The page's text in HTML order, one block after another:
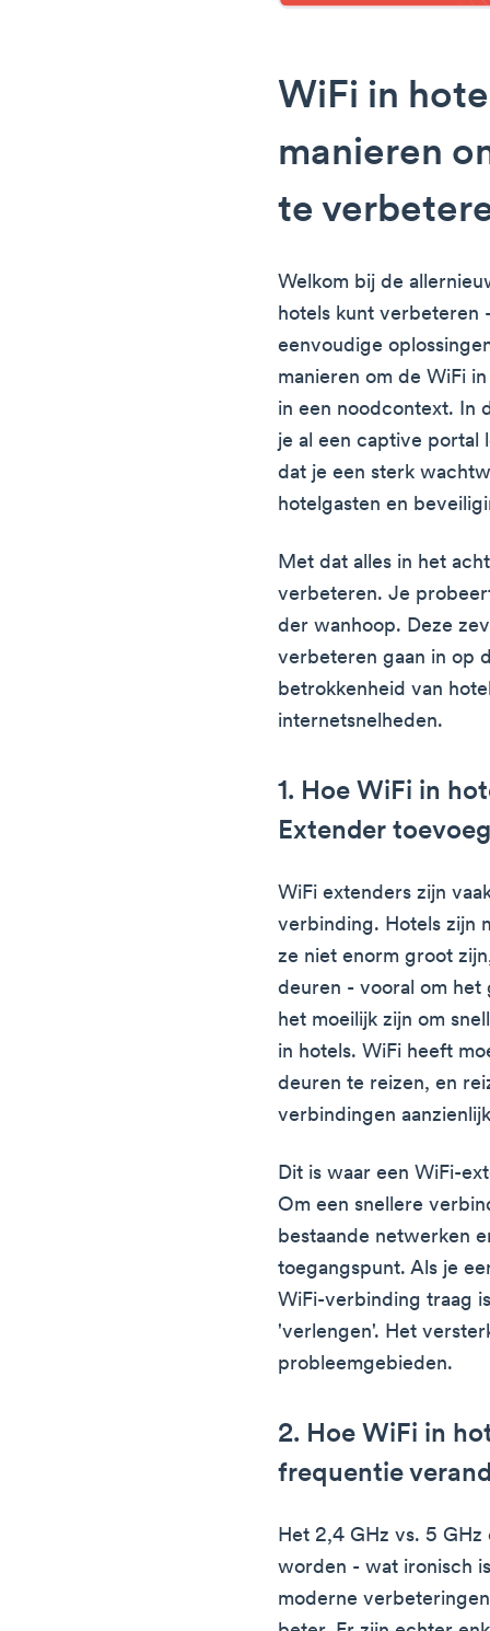
WiFi in
manieren
te
Welkom bij de
hotels kunt verbeteren
eenvoudige
manieren om de WiFi
in een noodcontext. In
je al een captive portal
dat je een sterk
hotelgasten en
Met dat alles in het
verbeteren. Je
der wanhoop. Deze
verbeteren gaan in op
betrokkenheid van
internetsnelheden.
1. Hoe WiFi in
Extender
WiFi extenders zijn
verbinding. Hotels zijn
ze niet enorm groot
deuren - vooral om het
het moeilijk zijn om
in hotels. WiFi heeft
deuren te reizen, en
verbindingen
Dit is waar een WiFi-
Om een snellere
bestaande netwerken
toegangspunt. Als je
WiFi-verbinding traag
'verlengen'. Het
probleemgebieden.
2. Hoe WiFi in
frequentie
Het 2,4 GHz vs. 5
worden - wat ironisch
moderne